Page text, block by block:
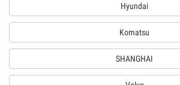
Hyundai
Komatsu
SHANGHAI